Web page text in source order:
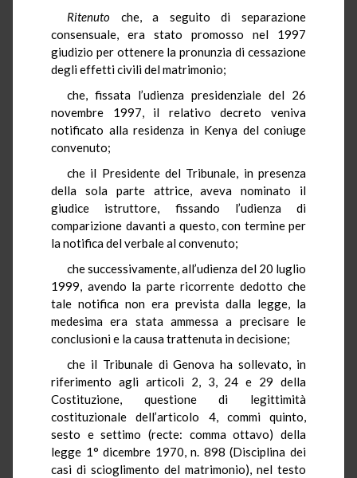
Ritenuto che, a seguito di separazione
consensuale, era stato promosso nel 1997
giudizio per ottenere la pronunzia di cessazione
degli effetti civili del matrimonio;
che, fissata l’udienza presidenziale del 26
novembre 1997, il relativo decreto veniva
notificato alla residenza in Kenya del coniuge
convenuto;
che il Presidente del Tribunale, in presenza
della sola parte attrice, aveva nominato il
giudice istruttore, fissando l’udienza di
comparizione davanti a questo, con termine per
la notifica del verbale al convenuto;
che successivamente, all’udienza del 20 luglio
1999, avendo la parte ricorrente dedotto che
tale notifica non era prevista dalla legge, la
medesima era stata ammessa a precisare le
conclusioni e la causa trattenuta in decisione;
che il Tribunale di Genova ha sollevato, in
riferimento agli articoli 2, 3, 24 e 29 della
Costituzione, questione di legittimità
costituzionale dell’articolo 4, commi quinto,
sesto e settimo (recte: comma ottavo) della
legge 1° dicembre 1970, n. 898 (Disciplina dei
casi di scioglimento del matrimonio), nel testo